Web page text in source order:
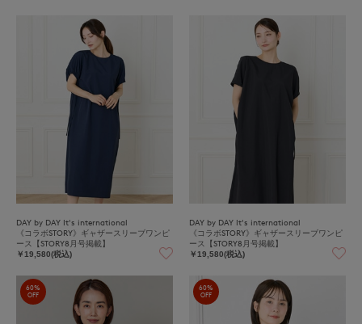
DAY by DAY It's international
《コラボSTORY》ギャザースリーブワンピ
ース【STORY8月号掲載】
￥19,580(税込)
DAY by DAY It's international
《コラボSTORY》ギャザースリーブワンピ
ース【STORY8月号掲載】
￥19,580(税込)
60%
OFF
60%
OFF